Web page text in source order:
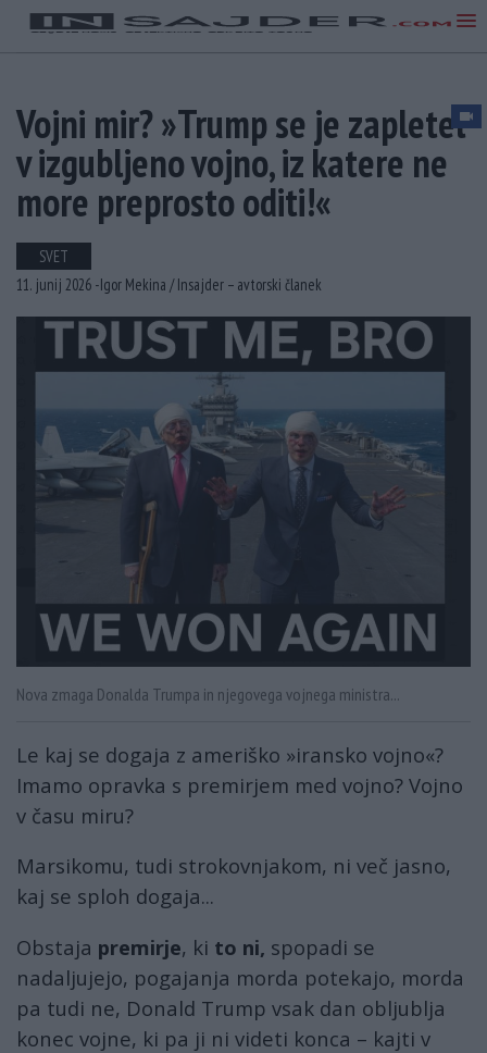
Vojni mir? »Trump se je zapletel
v izgubljeno vojno, iz katere ne
more preprosto oditi!«
SVET
11. junij 2026 -Igor Mekina /Insajder – avtorski članek
Nova zmaga Donalda Trumpa in njegovega vojnega ministra...
Le kaj se dogaja z ameriško »iransko vojno«?
Imamo opravka s premirjem med vojno? Vojno
v času miru?
Marsikomu, tudi strokovnjakom, ni več jasno,
kaj se sploh dogaja...
Obstaja premirje, ki to ni, spopadi se
nadaljujejo, pogajanja morda potekajo, morda
pa tudi ne, Donald Trump vsak dan obljublja
konec vojne, ki pa ji ni videti konca – kajti v